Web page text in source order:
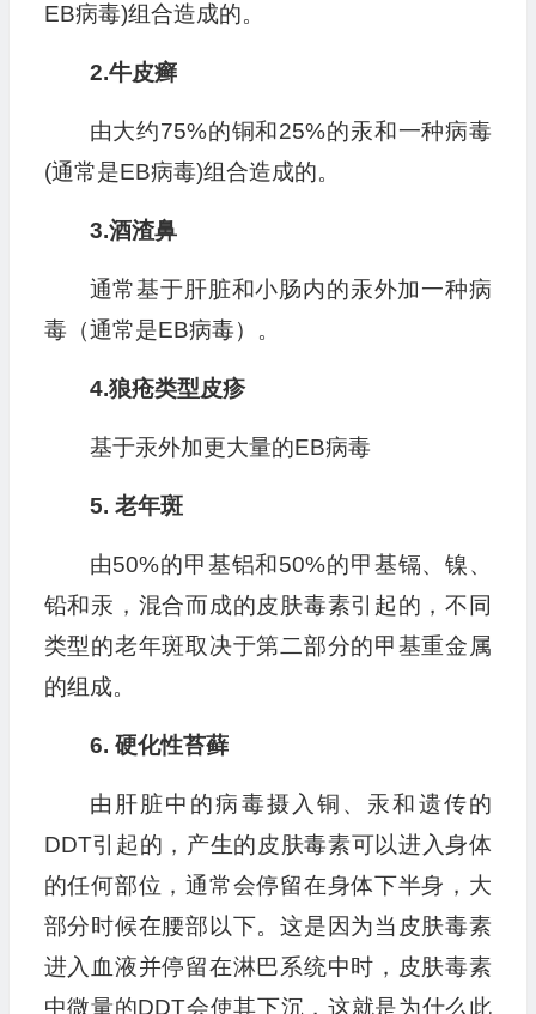
EB病毒)组合造成的。
2.牛皮癣
由大约75%的铜和25%的汞和一种病毒
(通常是EB病毒)组合造成的。
3.酒渣鼻
通常基于肝脏和小肠内的汞外加一种病
毒（通常是EB病毒）。
4.狼疮类型皮疹
基于汞外加更大量的EB病毒
5. 老年斑
由50%的甲基铝和50%的甲基镉、镍、
铅和汞，混合而成的皮肤毒素引起的，不同
类型的老年斑取决于第二部分的甲基重金属
的组成。
6. 硬化性苔藓
由肝脏中的病毒摄入铜、汞和遗传的
DDT引起的，产生的皮肤毒素可以进入身体
的任何部位，通常会停留在身体下半身，大
部分时候在腰部以下。这是因为当皮肤毒素
进入血液并停留在淋巴系统中时，皮肤毒素
中微量的DDT会使其下沉，这就是为什么此